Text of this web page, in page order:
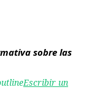
sobre las
Escribir un